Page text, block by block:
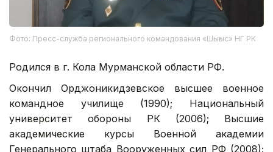
Фото: Пресс-служба регионального командования «Шығыс» НГ РК
Родился в г. Кола Мурманской области РФ.
Окончил Орджоникидзевское высшее военное
командное училище (1990); Национальный
университет обороны РК (2006); Высшие
академические курсы Военной академии
Генерального штаба Вооруженных сил РФ (2008);